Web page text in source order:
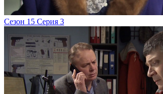
Сезон 15 Серия 3